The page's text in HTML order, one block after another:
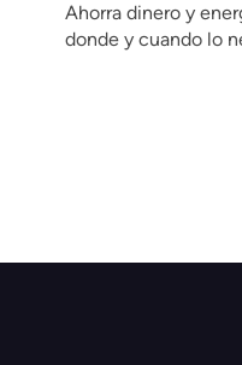
Ahorra dinero y
donde y cuando lo